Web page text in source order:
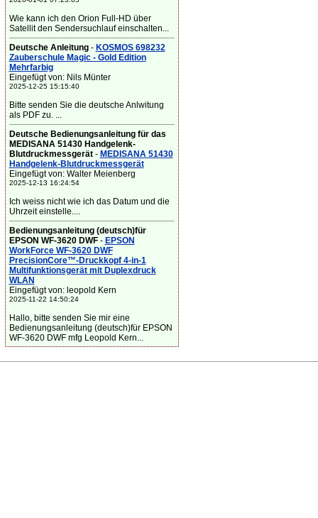
Wie kann ich den Orion Full-HD über
Satellit den Sendersuchlauf einschalten...
Deutsche Anleitung- KOSMOS 698232
Zauberschule Magic - Gold Edition
Mehrfarbig
Eingefügt von: Nils Münter
2025-12-25 15:15:40
Bitte senden Sie die deutsche Anlwitung
als PDF zu. ...
Deutsche Bedienungsanleitung für das
MEDISANA 51430 Handgelenk-
Blutdruckmessgerät- MEDISANA 51430
Handgelenk-Blutdruckmessgerät
Eingefügt von: Walter Meienberg
2025-12-13 16:24:54
Ich weiss nicht wie ich das Datum und die
Uhrzeit einstelle....
Bedienungsanleitung (deutsch)für
EPSON WF-3620 DWF- EPSON
WorkForce WF-3620 DWF
PrecisionCore™-Druckkopf 4-in-1
Multifunktionsgerät mit Duplexdruck
WLAN
Eingefügt von: leopold Kern
2025-11-22 14:50:24
Hallo, bitte senden Sie mir eine
Bedienungsanleitung (deutsch)für EPSON
WF-3620 DWF mfg Leopold Kern...